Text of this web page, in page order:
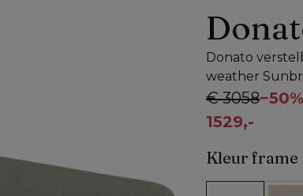
Donato
weather
€ 3058−50%
1529,-
Kleur frame